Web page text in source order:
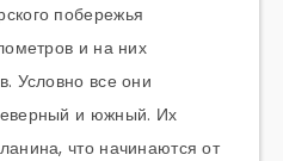
побережья
и на них
Условно все они
и южный. Их
что начинаются от